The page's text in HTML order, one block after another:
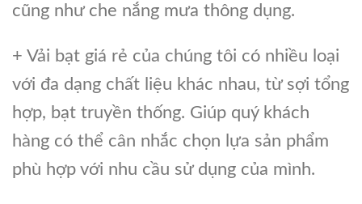
cũng như che nắng mưa thông dụng.
+ Vải bạt giá rẻ của chúng tôi có nhiều loại
với đa dạng chất liệu khác nhau, từ sợi tổng
hợp, bạt truyền thống. Giúp quý khách
hàng có thể cân nhắc chọn lựa sản phẩm
phù hợp với nhu cầu sử dụng của mình.